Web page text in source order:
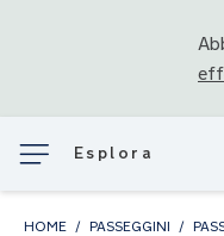
Esplora
HOME PASSEGGINI